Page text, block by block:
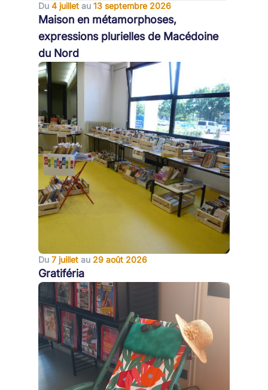
Du 4 juillet au 13 septembre 2026
Maison en métamorphoses,
expressions plurielles de Macédoine
du Nord
Du 7 juillet au 29 août 2026
Gratiféria